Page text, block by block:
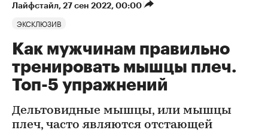
Лайфстайл⁠, 27 сен 2022, 00:00
ЭКСКЛЮЗИВ
Как мужчинам правильно
тренировать мышцы плеч.
Топ-5 упражнений
Дельтовидные мышцы, или мышцы
плеч, часто являются отстающей